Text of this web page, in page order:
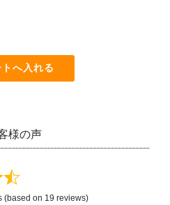
様の声
(based on 19 reviews)